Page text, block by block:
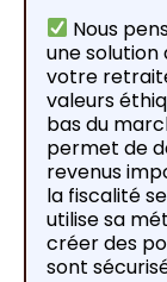
Nous
une
votre
valeurs
bas du
permet de
revenus
la fiscalité
utilise sa
créer des
sont